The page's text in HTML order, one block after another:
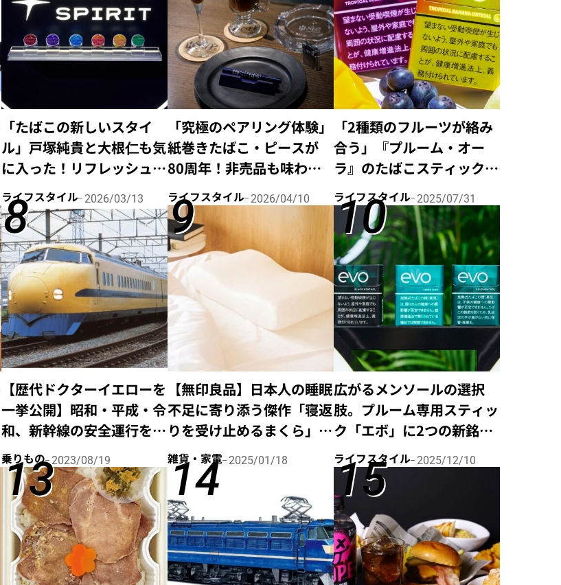
「たばこの新しいスタイ
ル」戸塚純貴と大根仁も気
に入った！リフレッシュパ
ウチ・ノルディックスピ
リットに注目を！
ライフスタイル 2026/03/13
「究極のペアリング体験」
紙巻きたばこ・ピースが
80周年！非売品も味わえ
る、特別なポップアップ
ショップ
ライフスタイル 2026/04/10
「2種類のフルーツが絡み
合う」『プルーム・オー
ラ』のたばこスティック
『エボ』に、人気のトロピ
カルフレーバーが2銘柄ラ
インナップ
ライフスタイル 2025/07/31
【歴代ドクターイエローを
一挙公開】昭和・平成・令
和、新幹線の安全運行を守
り続けてきた4世代の系譜
とは
乗りもの 2023/08/19
【無印良品】日本人の睡眠
不足に寄り添う傑作「寝返
りを受け止めるまくら」の
ここがスゴイ！
雑貨・家電 2025/01/18
広がるメンソールの選択
肢。プルーム専用スティッ
ク「エボ」に2つの新銘柄
が登場！
ライフスタイル 2025/12/10